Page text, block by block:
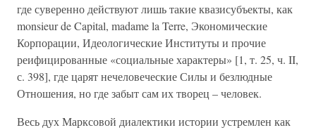
где суверенно действуют лишь такие квазисубъекты, как
monsieur de Capital, madame la Terre, Экономические
Корпорации, Идеологические Институты и прочие
реифицированные «социальные характеры» [1, т. 25, ч. II,
с. 398], где царят нечеловеческие Силы и безлюдные
Отношения, но где забыт сам их творец – человек.
Весь дух Марксовой диалектики истории устремлен как